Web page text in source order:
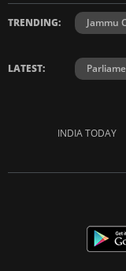
TRENDING: Jammu
LATEST:
INDIA TODAY